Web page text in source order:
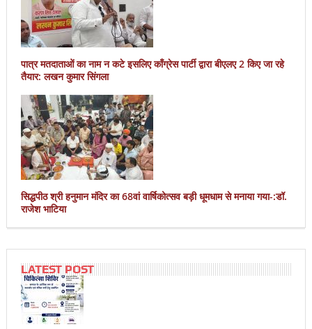
पात्र मतदाताओं का नाम न कटे इसलिए काँग्रेस पार्टी द्वारा बीएलए 2 किए जा रहे
तैयार: लखन कुमार सिंगला
सिद्धपीठ श्री हनुमान मंदिर का 68वां वार्षिकोत्सव बड़ी धूमधाम से मनाया गया-:डॉ.
राजेश भाटिया
LATEST POST